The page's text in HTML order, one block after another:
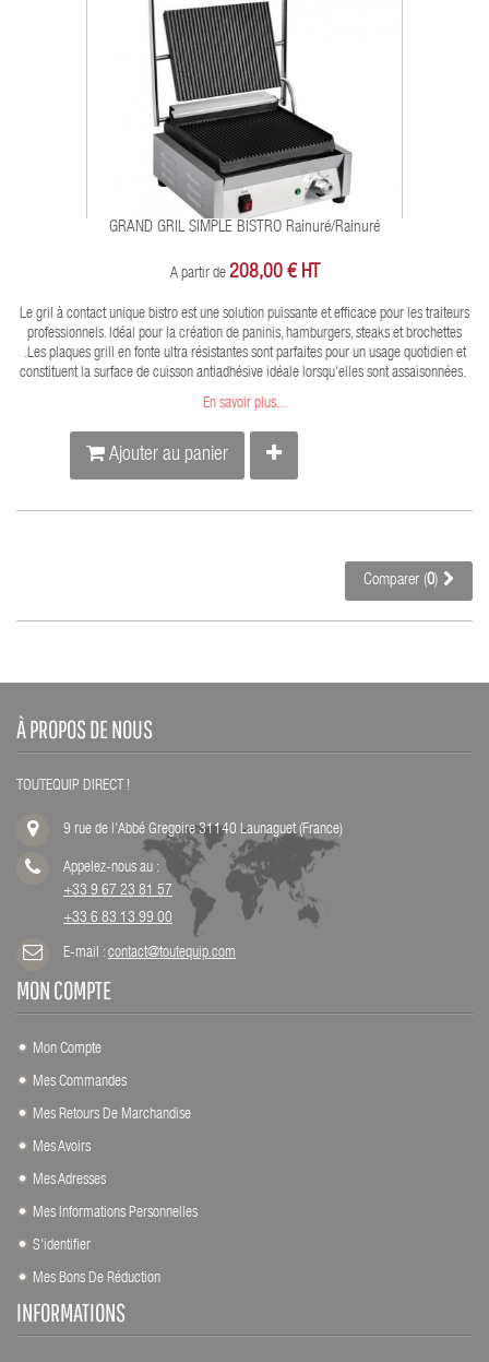
GRAND GRIL SIMPLE BISTRO Rainuré/rainuré
A partir de 208,00 € HT
Le gril à contact unique bistro est une solution puissante et efficace pour les traiteurs
professionnels. Idéal pour la création de paninis, hamburgers, steaks et brochettes
.Les plaques grill en fonte ultra résistantes sont parfaites pour un usage quotidien et
constituent la surface de cuisson antiadhésive idéale lorsqu'elles sont assaisonnées.
En savoir plus...
Ajouter au panier
Comparer (0)
À PROPOS DE NOUS
TOUTEQUIP DIRECT !
9 rue de l’Abbé Gregoire 31140 Launaguet (France)
Appelez-nous au :
+33 9 67 23 81 57
+33 6 83 13 99 00
E-mail : contact@toutequip.com
MON COMPTE
Mon Compte
Mes Commandes
Mes Retours De Marchandise
Mes Avoirs
Mes Adresses
Mes Informations Personnelles
S'identifier
Mes Bons De Réduction
INFORMATIONS